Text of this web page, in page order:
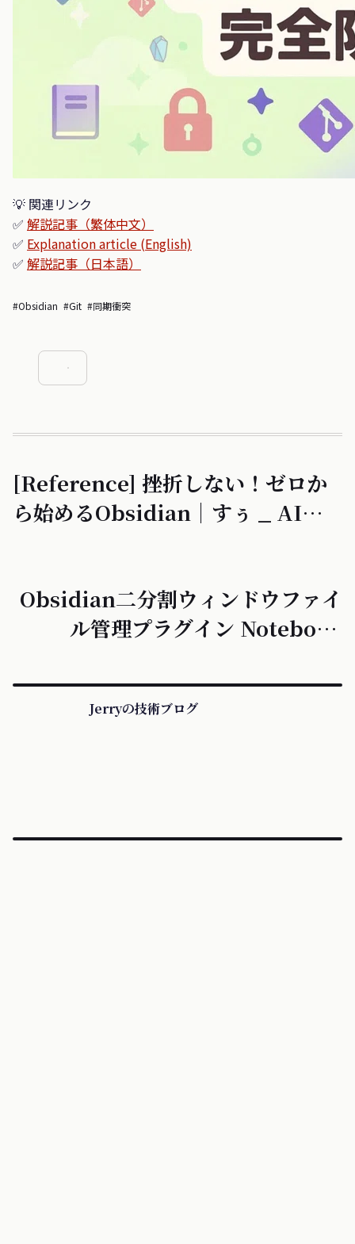
💡 関連リンク
✅ 解説記事（繁体中文）
✅ Explanation article (English)
✅ 解説記事（日本語）
#Obsidian #Git #同期衝突
[Reference] 挫折しない！ゼロか
ら始めるObsidian｜すぅ _ AI駆
Obsidian二分割ウィンドウファイ
ル管理プラグイン Notebook
Jerryの技術ブログ